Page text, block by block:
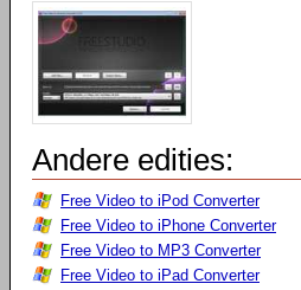
Andere edities:
Free Video to iPod Converter
Free Video to iPhone Converter
Free Video to MP3 Converter
Free Video to iPad Converter